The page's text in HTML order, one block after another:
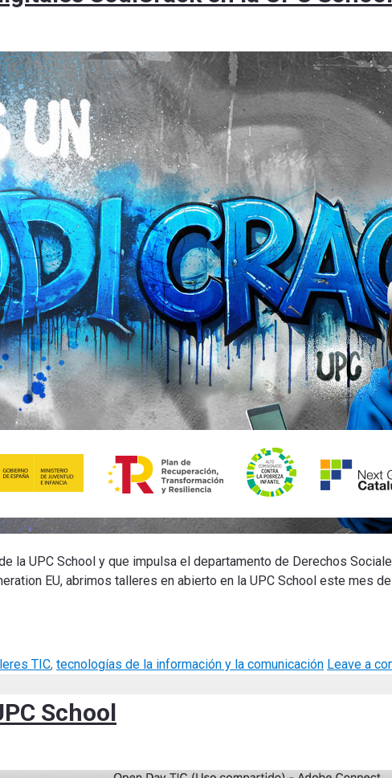
la UPC School y que impulsa el departamento de Derechos
EU, abrimos talleres en abierto en la UPC School este mes
TIC, tecnologías de la información y la comunicación Leave a
School